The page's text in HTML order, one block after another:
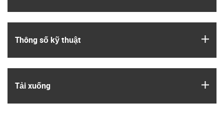
Thông số kỹ thuật
Tải xuống